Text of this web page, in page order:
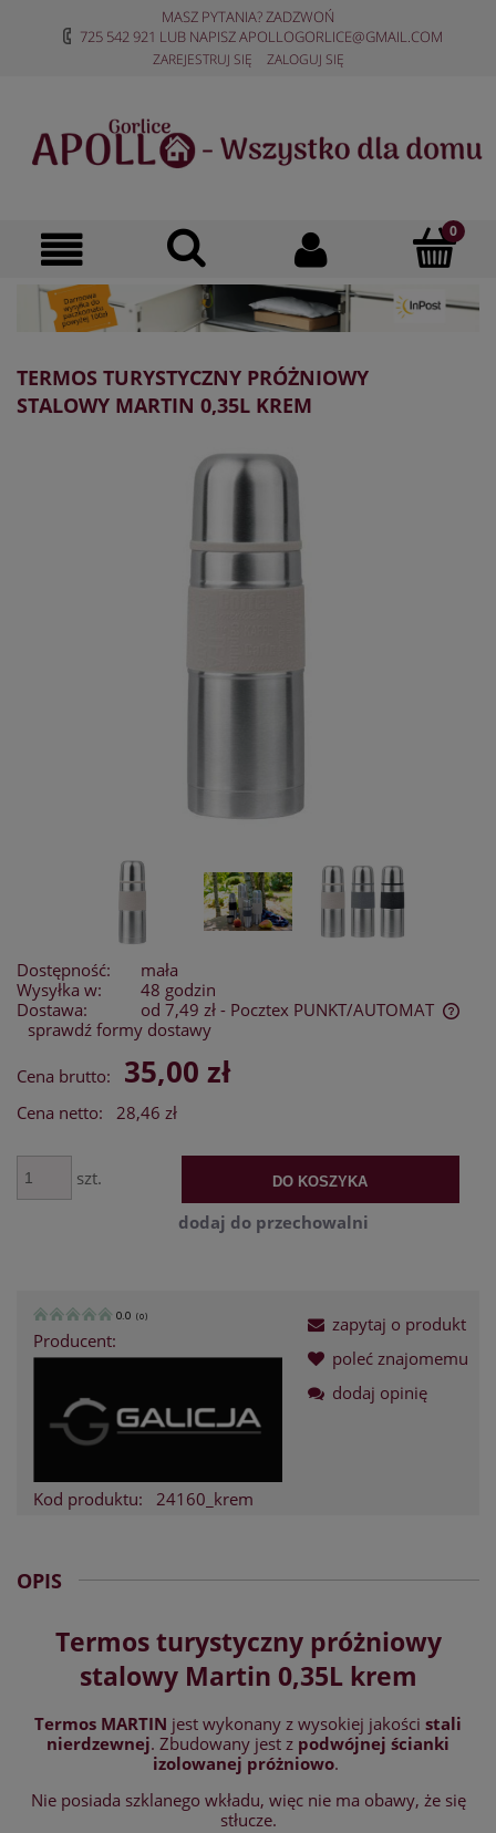
MASZ PYTANIA? ZADZWOŃ
725 542 921 LUB NAPISZAPOLLOGORLICE@GMAIL.COM
ZAREJESTRUJ SIĘ ZALOGUJ SIĘ
TERMOS TURYSTYCZNY PRÓŻNIOWY
STALOWY MARTIN 0,35L KREM
Dostępność:
mała
Wysyłka w:
48 godzin
Dostawa:
od 7,49 zł - Pocztex PUNKT/AUTOMAT
Cena nie zawiera ewentualnych kosztów płatności
sprawdź formy dostawy
Cena brutto: 35,00 zł
Cena netto: 28,46 zł
szt. DO KOSZYKA
dodaj do przechowalni
0.0 (0)
Producent:
Kod produktu: 24160_krem
zapytaj o produkt
poleć znajomemu
dodaj opinię
OPIS
Termos turystyczny próżniowy
stalowy Martin 0,35L krem
Termos MARTIN jest wykonany z wysokiej jakości stali
nierdzewnej. Zbudowany jest z podwójnej ścianki
izolowanej próżniowo.
Nie posiada szklanego wkładu, więc nie ma obawy, że się
stłucze.